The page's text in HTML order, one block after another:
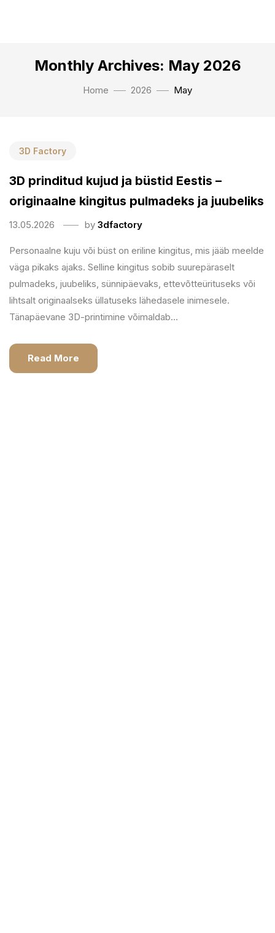
Monthly Archives: May 2026
Home 2026 May
3D Factory
3D prinditud kujud ja büstid Eestis –
originaalne kingitus pulmadeks ja juubeliks
13.05.2026 by 3dfactory
Personaalne kuju või büst on eriline kingitus, mis jääb meelde
väga pikaks ajaks. Selline kingitus sobib suurepäraselt
pulmadeks, juubeliks, sünnipäevaks, ettevõtteürituseks või
lihtsalt originaalseks üllatuseks lähedasele inimesele.
Tänapäevane 3D-printimine võimaldab...
Read More